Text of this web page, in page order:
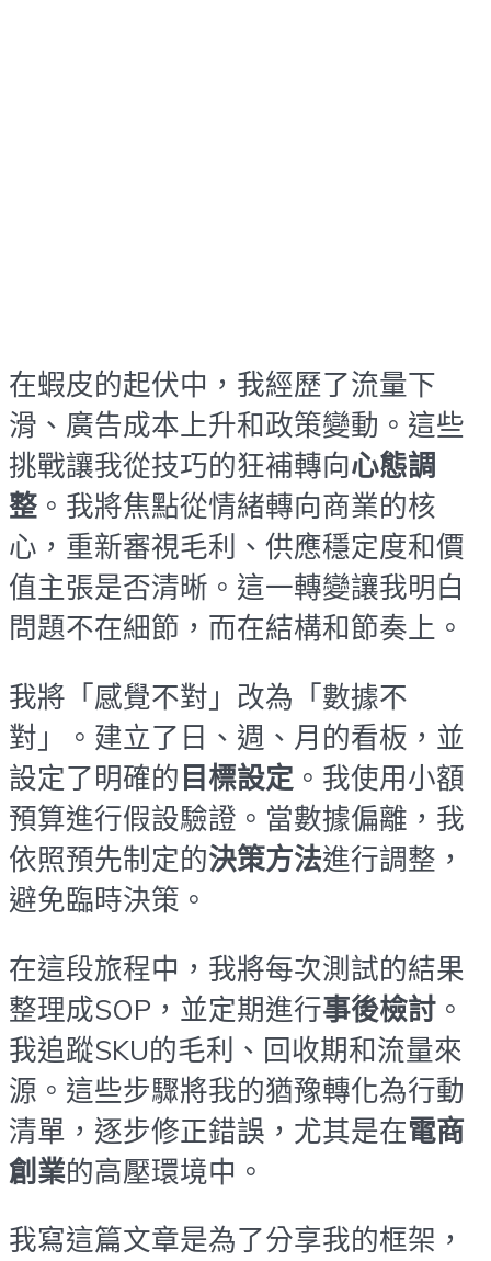
在蝦皮的起伏中，我經歷了流量下
滑、廣告成本上升和政策變動。這些
挑戰讓我從技巧的狂補轉向心態調
整 。我將焦點從情緒轉向商業的核
心，重新審視毛利、供應穩定度和價
值主張是否清晰。這一轉變讓我明白
問題不在細節，而在結構和節奏上。
我將「感覺不對」改為「數據不
對」。建立了日、週、月的看板，並
設定了明確的 目標設定 。我使用小額
預算進行假設驗證。當數據偏離，我
依照預先制定的決策方法進行調整，
避免臨時決策。
在這段旅程中，我將每次測試的結果
整理成SOP，並定期進行事後檢討 。
我追蹤SKU的毛利、回收期和流量來
源。這些步驟將我的猶豫轉化為行動
清單，逐步修正錯誤，尤其是在電商
創業的高壓環境中。
我寫這篇文章是為了分享我的框架，